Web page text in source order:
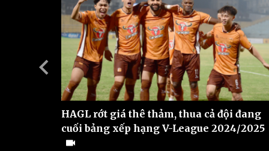
HAGL rớt giá thê thảm, thua cả đội đang
cuối bảng xếp hạng V-League 2024/2025